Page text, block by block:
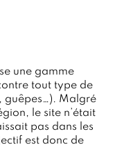
une gamme
tout type de
guêpes…). Malgré
le site n’était
pas dans les
est donc de